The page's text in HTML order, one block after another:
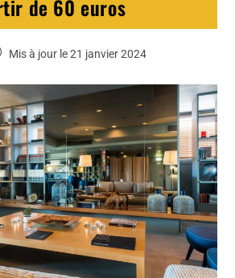
de 60 euros
Mis à jour le 21 janvier 2024